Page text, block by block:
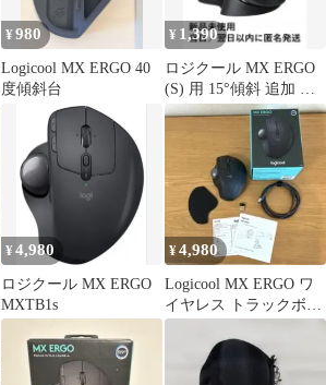
¥980
Logicool MX ERGO 40
度傾斜台
¥ 1,390
ロジクール MX ERGO
(S) 用 15°傾斜 追加 ス
タンド 1個
¥4,980
ロジクール MX ERGO
MXTB1s
¥4,980
Logicool MX ERGO ワ
イヤレス トラックボー
ル マウス